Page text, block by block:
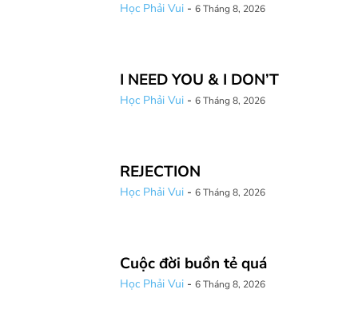
Học Phải Vui - 6 Tháng 8, 2026
I NEED YOU & I DON’T
Học Phải Vui - 6 Tháng 8, 2026
REJECTION
Học Phải Vui - 6 Tháng 8, 2026
Cuộc đời buồn tẻ quá
Học Phải Vui - 6 Tháng 8, 2026